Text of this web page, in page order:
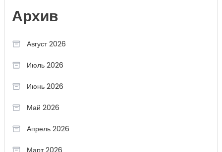
Архив
Август 2026
Июль 2026
Июнь 2026
Май 2026
Апрель 2026